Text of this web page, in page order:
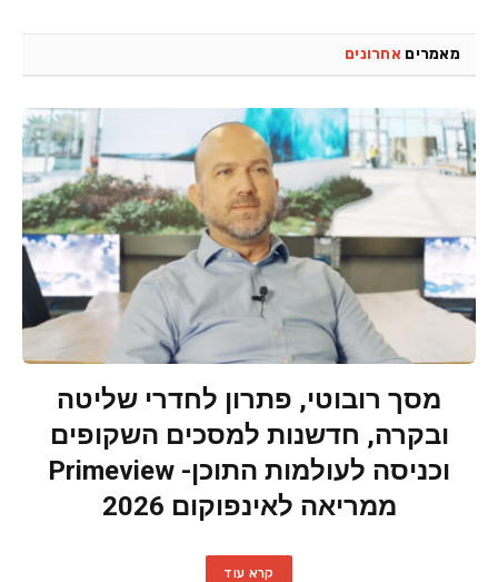
מאמרים אחרונים
מסך רובוטי, פתרון לחדרי שליטה
ובקרה, חדשנות למסכים השקופים
וכניסה לעולמות התוכן- Primeview
ממריאה לאינפוקום 2026
קרא עוד